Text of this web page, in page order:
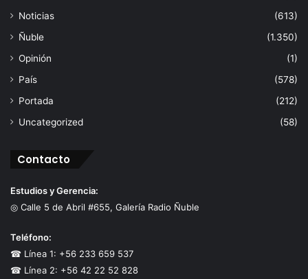
Noticias
(613)
Ñuble
(1.350)
Opinión
(1)
País
(578)
Portada
(212)
Uncategorized
(58)
Contacto
Estudios y Gerencia:
◎ Calle 5 de Abril #655, Galería Radio Ñuble
Teléfono:
☎ Línea 1: +56 233 659 537
☎ Línea 2: +56 42 22 52 828